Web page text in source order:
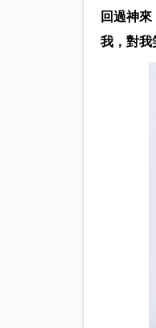
回過神
我，對我